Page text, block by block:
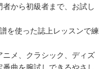
から初級者まで、お試し
を使った誌上レッスンで練
メ、クラシック、ディズ
曲を腕試しできるやさし